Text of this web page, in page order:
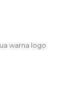
warna logo